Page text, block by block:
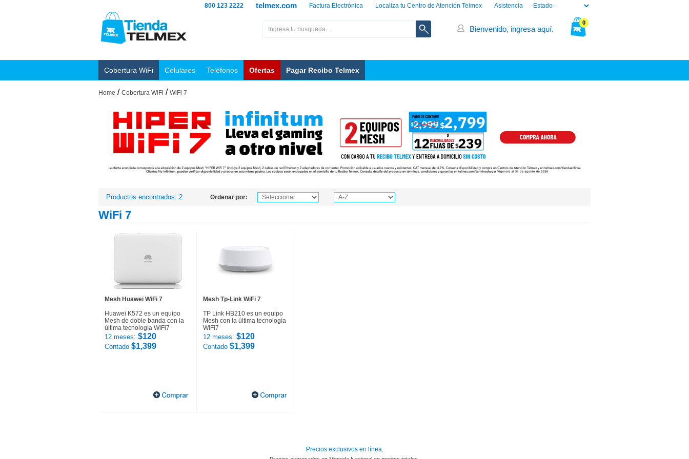
Asistencia
Localiza tu Centro de Atención Telmex
Factura Electrónica
telmex.com
800 123 2222
0
Bienvenido, ingresa aquí.
Cobertura WiFi Celulares Teléfonos Ofertas Pagar Recibo Telmex
Home / Cobertura WiFi / WiFi 7
Productos encontrados: 2 Ordenar por:
WiFi 7
Mesh Huawei WiFi 7
Huawei K572 es un equipo
Mesh de doble banda con la
última tecnología WiFi7
12 meses: $120
Contado $1,399
Mesh Tp-Link WiFi 7
TP Link HB210 es un equipo
Mesh con la última tecnología
WiFi7
12 meses: $120
Contado $1,399
Precios exclusivos en línea.